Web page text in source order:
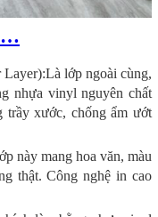
lớp ngoài cùng,
nhựa vinyl nguyên chất
trầy xước, chống ẩm ướt
này mang hoa văn, màu
thật. Công nghệ in cao